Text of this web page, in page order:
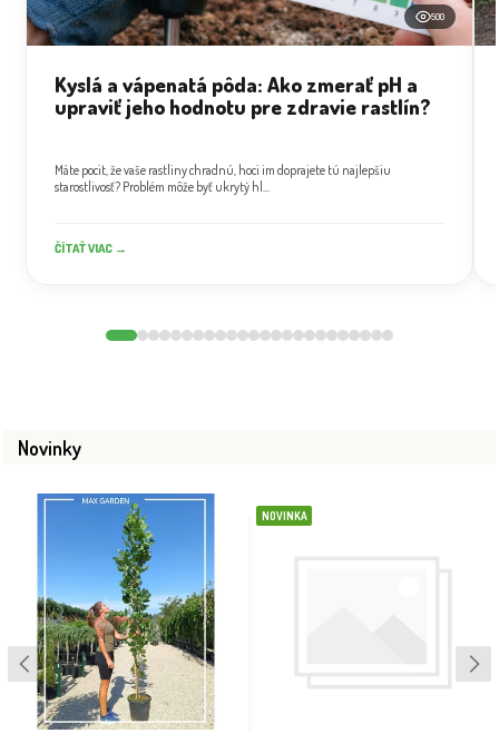
500
Kyslá a vápenatá pôda: Ako zmerať pH a
upraviť jeho hodnotu pre zdravie rastlín?
Máte pocit, že vaše rastliny chradnú, hoci im doprajete tú najlepšiu
starostlivosť? Problém môže byť ukrytý hl...
ČÍTAŤ VIAC →
Novinky
NOVINKA